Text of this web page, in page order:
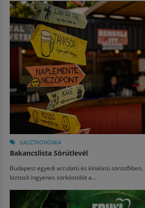
GASZTRONÓMIA
Bakancslista Sörútlevél
Budapest egyedi arculatú és kínálatú
biztosít ingyenes sörkóstolót a...